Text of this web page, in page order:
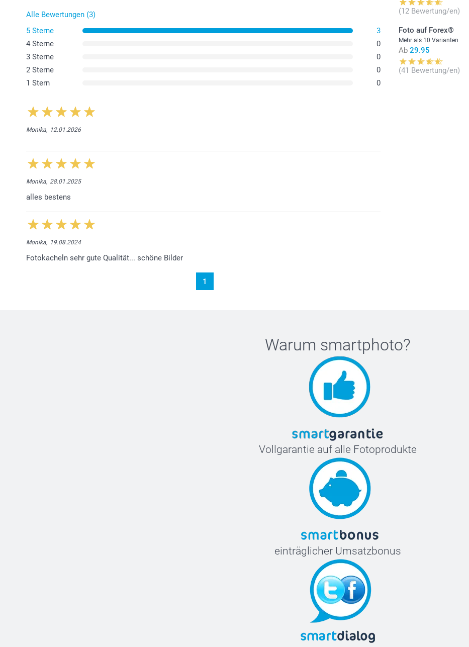
Alle Bewertungen (3)
5 Sterne
3
4 Sterne
0
3 Sterne
0
2 Sterne
0
1 Stern
0
Monika, 12.01.2026
Monika, 28.01.2025
alles bestens
Monika, 19.08.2024
Fotokacheln sehr gute Qualität... schöne Bilder
1
(12 Bewertung/en)
Foto auf Forex®
Mehr als 10 Varianten
Ab 29.95
(41 Bewertung/en)
Warum smartphoto?
Vollgarantie auf alle Fotoprodukte
einträglicher Umsatzbonus